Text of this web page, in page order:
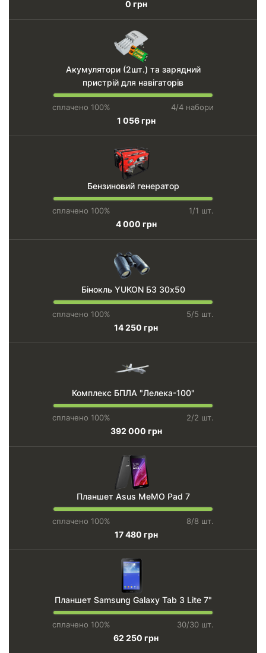
0 грн
Акумулятори (2шт.) та зарядний
пристрій для навігаторів
сплачено 100% 4/4 набори
1 056 грн
Бензиновий генератор
сплачено 100% 1/1 шт.
4 000 грн
Бінокль YUKON БЗ 30х50
сплачено 100% 5/5 шт.
14 250 грн
Комплекс БПЛА "Лелека-100"
сплачено 100% 2/2 шт.
392 000 грн
Планшет Asus MeMO Pad 7
сплачено 100% 8/8 шт.
17 480 грн
Планшет Samsung Galaxy Tab 3 Lite 7"
сплачено 100% 30/30 шт.
62 250 грн